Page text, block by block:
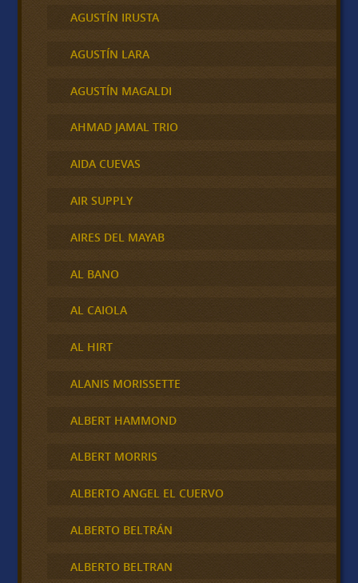
AGUSTÍN IRUSTA
AGUSTÍN LARA
AGUSTÍN MAGALDI
AHMAD JAMAL TRIO
AIDA CUEVAS
AIR SUPPLY
AIRES DEL MAYAB
AL BANO
AL CAIOLA
AL HIRT
ALANIS MORISSETTE
ALBERT HAMMOND
ALBERT MORRIS
ALBERTO ANGEL EL CUERVO
ALBERTO BELTRÁN
ALBERTO BELTRAN